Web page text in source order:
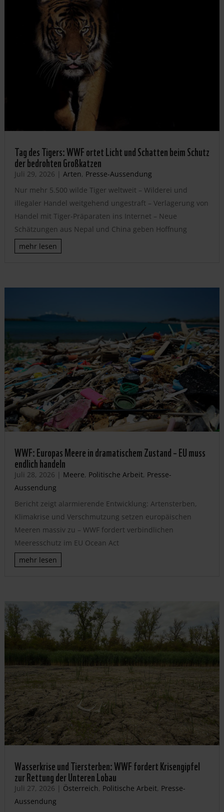
Tag des Tigers: WWF ortet Licht und Schatten beim Schutz
der bedrohten Großkatzen
Juli 29, 2026 | Arten, Presse-Aussendung
Nur mehr 5.500 wilde Tiger weltweit – Wilderei und
illegaler Handel weitgehend ungestraft – Verlagerung von
Handel mit Tiger-Präparaten ins Internet – Neue
Schätzungen aus Nepal und China geben Hoffnung
mehr lesen
WWF: Europas Meere in dramatischem Zustand – EU muss
endlich handeln
Juli 28, 2026 | Meere, Politische Arbeit, Presse-
Aussendung
Bericht zeigt alarmierende Entwicklung: Artensterben,
Klimakrise und Verschmutzung setzen europäischen
Meeren massiv zu – WWF fordert verbindlichen
Meeresschutz im EU Ocean Act
mehr lesen
Wasserkrise und Tiersterben: WWF fordert Krisengipfel
zur Rettung der Unteren Lobau
Juli 27, 2026 | Österreich, Politische Arbeit, Presse-
Aussendung